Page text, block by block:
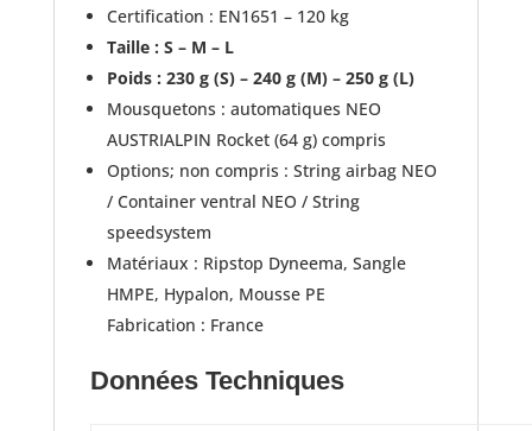
Certification : EN1651 – 120 kg
Taille : S – M – L
Poids : 230 g (S) – 240 g (M) – 250 g (L)
Mousquetons : automatiques NEO
AUSTRIALPIN Rocket (64 g) compris
Options; non compris : String airbag NEO
/ Container ventral NEO / String
speedsystem
Matériaux : Ripstop Dyneema, Sangle
HMPE, Hypalon, Mousse PE
Fabrication : France
Données Techniques